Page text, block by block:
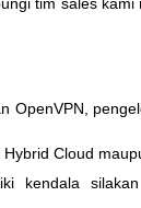
OpenVPN
Hybrid Cloud
kendala silakan